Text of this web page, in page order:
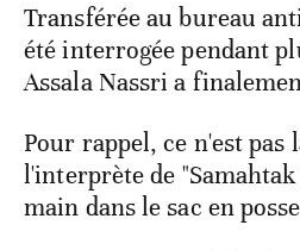
Transférée au bureau
été interrogée pendant
Assala Nassri a
Pour rappel, ce n'est
l'interprète de
main dans le sac en